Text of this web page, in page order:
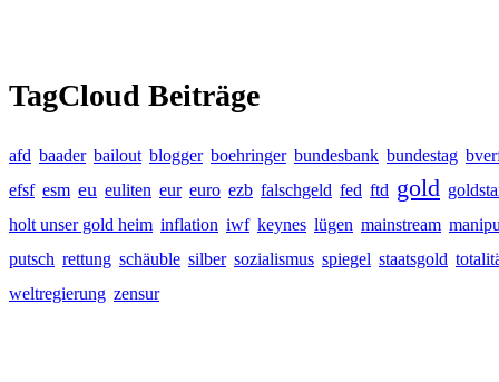
TagCloud Beiträge
afd baader bailout blogger boehringer bundesbank bundestag
efsf esm eu euliten eur euro ezb falschgeld fed ftd gold
holt unser gold heim inflation iwf keynes lügen mainstream
putsch rettung schäuble silber sozialismus spiegel staatsgold
weltregierung zensur